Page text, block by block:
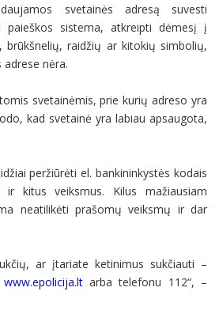
svetainės adresą suvesti
paieškos sistema, atkreipti dėmesį į
raidžių ar kitokių simbolių,
nėra.
svetainėmis, prie kurių adreso yra
kad svetainė yra labiau apsaugota,
peržiūrėti el. bankininkystės kodais
ir kitus veiksmus. Kilus mažiausiam
neatilikėti prašomų veiksmų ir dar
ar įtariate ketinimus sukčiauti –
www.epolicija.ltarba telefonu 112“, –